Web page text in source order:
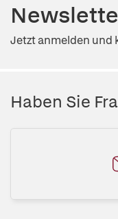
Jetzt anmelden und
Haben Sie